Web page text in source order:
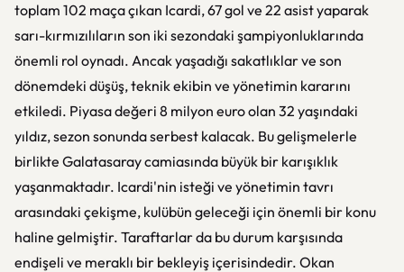
toplam 102 maça çıkan Icardi, 67 gol ve 22 asist yaparak
sarı-kırmızılıların son iki sezondaki şampiyonluklarında
önemli rol oynadı. Ancak yaşadığı sakatlıklar ve son
dönemdeki düşüş, teknik ekibin ve yönetimin kararını
etkiledi. Piyasa değeri 8 milyon euro olan 32 yaşındaki
yıldız, sezon sonunda serbest kalacak. Bu gelişmelerle
birlikte Galatasaray camiasında büyük bir karışıklık
yaşanmaktadır. Icardi'nin isteği ve yönetimin tavrı
arasındaki çekişme, kulübün geleceği için önemli bir konu
haline gelmiştir. Taraftarlar da bu durum karşısında
endişeli ve meraklı bir bekleyiş içerisindedir. Okan